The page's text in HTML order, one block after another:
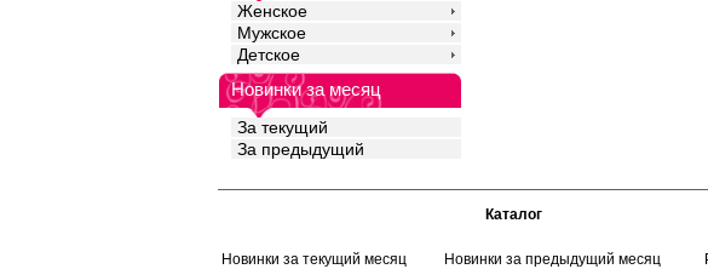
Женское
Мужское
Детское
Новинки за месяц
За текущий
За предыдущий
Каталог
Новинки за текущий месяц Новинки за предыдущий месяц